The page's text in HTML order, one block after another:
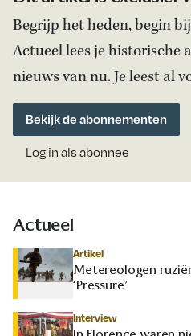
Begrijp het heden, begin
Actueel lees je historische
nieuws van nu. Je leest al
Bekijk de abonnementen
Log in als abonnee
Actueel
Artikel
Metereologen
‘Pressure’
Interview